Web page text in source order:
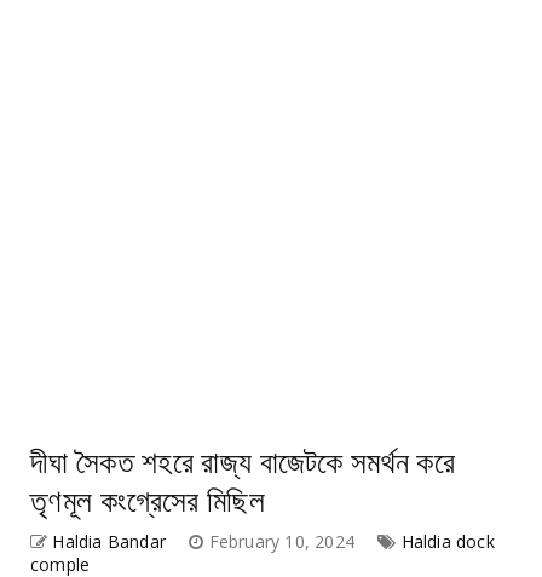
দীঘা সৈকত শহরে রাজ্য বাজেটকে সমর্থন করে
তৃণমূল কংগ্রেসের মিছিল
Haldia Bandar February 10, 2024
Haldia dock
comple